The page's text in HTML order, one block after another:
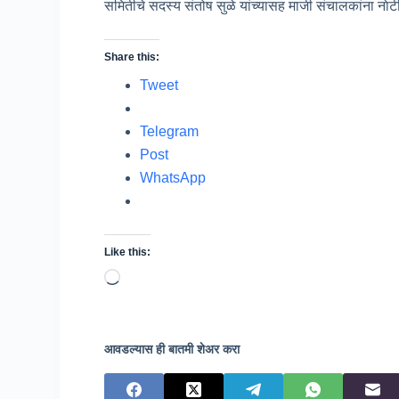
समितीचे सदस्य संतोष सुळे यांच्यासह माजी संचालकांना
Share this:
Tweet
Telegram
Post
WhatsApp
Like this:
Loading…
आवडल्यास ही बातमी शेअर करा